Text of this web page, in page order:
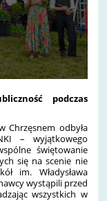
podczas
Chrzęsnem odbyła
– wyjątkowego
świętowanie
się na scenie nie
im. Władysława
wystąpili przed
wszystkich w